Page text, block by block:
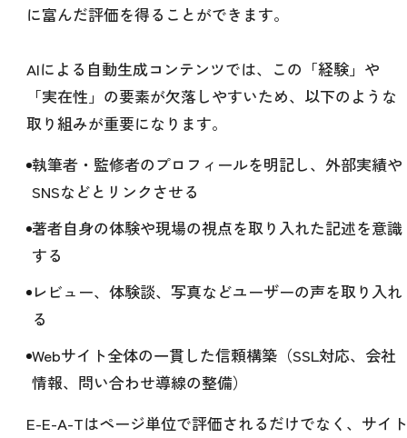
に富んだ評価を得ることができます。
AIによる自動生成コンテンツでは、この「経験」や
「実在性」の要素が欠落しやすいため、以下のような
取り組みが重要になります。
執筆者・監修者のプロフィールを明記し、外部実績や
SNSなどとリンクさせる
著者自身の体験や現場の視点を取り入れた記述を意識
する
レビュー、体験談、写真などユーザーの声を取り入れ
る
Webサイト全体の一貫した信頼構築（SSL対応、会社
情報、問い合わせ導線の整備）
E-E-A-Tはページ単位で評価されるだけでなく、サイト